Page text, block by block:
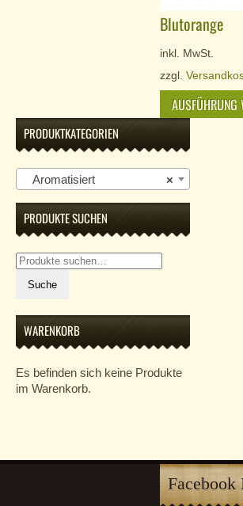
Blutorange
inkl. MwSt.
zzgl.
AUSFÜHRUNG
PRODUKTKATEGORIEN
×
Aromatisiert
PRODUKTE SUCHEN
Suche
nach:
Suche
WARENKORB
Es befinden sich keine Produkte
im Warenkorb.